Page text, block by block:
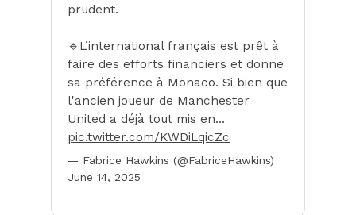
prudent.
🔹L’international français est prêt à
faire des efforts financiers et donne
sa préférence à Monaco. Si bien que
l'ancien joueur de Manchester
United a déjà tout mis en…
pic.twitter.com/KWDiLqicZc
— Fabrice Hawkins (@FabriceHawkins)
June 14, 2025